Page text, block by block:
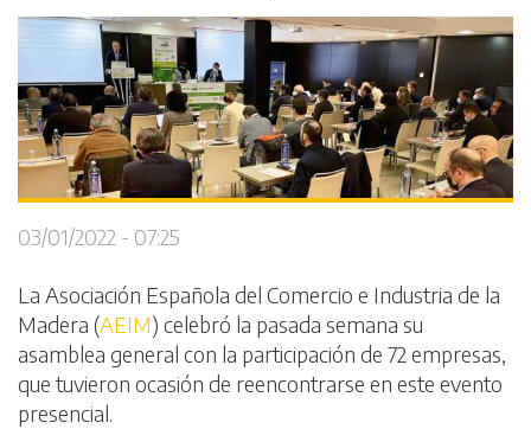
03/01/2022 - 07:25
La Asociación Española del Comercio e Industria de la
Madera (AEIM) celebró la pasada semana su
asamblea general con la participación de 72 empresas,
que tuvieron ocasión de reencontrarse en este evento
presencial.